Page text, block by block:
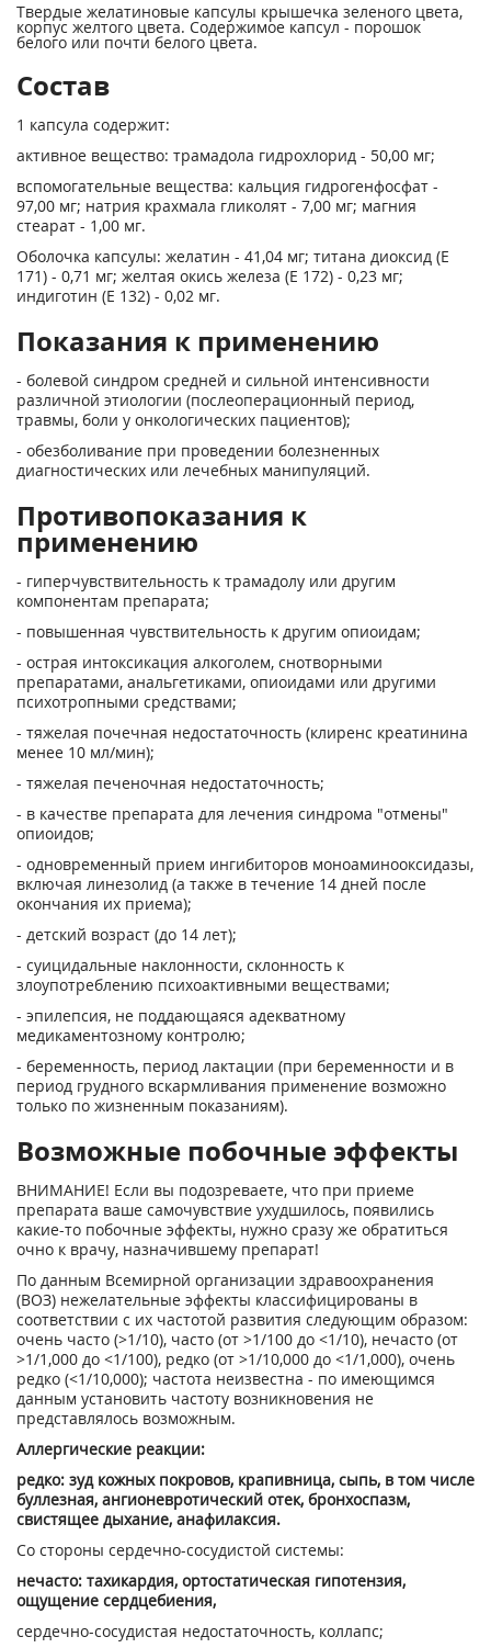
Твердые желатиновые капсулы крышечка зеленого цвета,
корпус желтого цвета. Содержимое капсул - порошок
белого или почти белого цвета.
Состав
1 капсула содержит:
активное вещество: трамадола гидрохлорид - 50,00 мг;
вспомогательные вещества: кальция гидрогенфосфат -
97,00 мг; натрия крахмала гликолят - 7,00 мг; магния
стеарат - 1,00 мг.
Оболочка капсулы: желатин - 41,04 мг; титана диоксид (Е
171) - 0,71 мг; желтая окись железа (Е 172) - 0,23 мг;
индиготин (Е 132) - 0,02 мг.
Показания к применению
- болевой синдром средней и сильной интенсивности
различной этиологии (послеоперационный период,
травмы, боли у онкологических пациентов);
- обезболивание при проведении болезненных
диагностических или лечебных манипуляций.
Противопоказания к
применению
- гиперчувствительность к трамадолу или другим
компонентам препарата;
- повышенная чувствительность к другим опиоидам;
- острая интоксикация алкоголем, снотворными
препаратами, анальгетиками, опиоидами или другими
психотропными средствами;
- тяжелая почечная недостаточность (клиренс креатинина
менее 10 мл/мин);
- тяжелая печеночная недостаточность;
- в качестве препарата для лечения синдрома "отмены"
опиоидов;
- одновременный прием ингибиторов моноаминооксидазы,
включая линезолид (а также в течение 14 дней после
окончания их приема);
- детский возраст (до 14 лет);
- суицидальные наклонности, склонность к
злоупотреблению психоактивными веществами;
- эпилепсия, не поддающаяся адекватному
медикаментозному контролю;
- беременность, период лактации (при беременности и в
период грудного вскармливания применение возможно
только по жизненным показаниям).
Возможные побочные эффекты
ВНИМАНИЕ! Если вы подозреваете, что при приеме
препарата ваше самочувствие ухудшилось, появились
какие-то побочные эффекты, нужно сразу же обратиться
очно к врачу, назначившему препарат!
По данным Всемирной организации здравоохранения
(ВОЗ) нежелательные эффекты классифицированы в
соответствии с их частотой развития следующим образом:
очень часто (>1/10), часто (от >1/100 до <1/10), нечасто (от
>1/1,000 до <1/100), редко (от >1/10,000 до <1/1,000), очень
редко (<1/10,000); частота неизвестна - по имеющимся
данным установить частоту возникновения не
представлялось возможным.
Аллергические реакции:
редко: зуд кожных покровов, крапивница, сыпь, в том числе
буллезная, ангионевротический отек, бронхоспазм,
свистящее дыхание, анафилаксия.
Со стороны сердечно-сосудистой системы:
нечасто: тахикардия, ортостатическая гипотензия,
ощущение сердцебиения,
сердечно-сосудистая недостаточность, коллапс;